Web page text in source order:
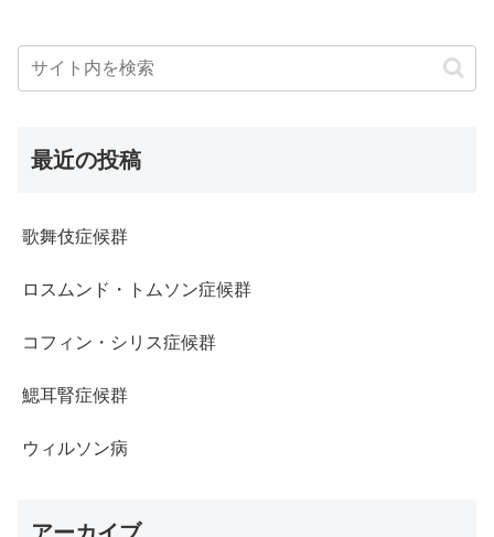
最近の投稿
歌舞伎症候群
ロスムンド・トムソン症候群
コフィン・シリス症候群
鰓耳腎症候群
ウィルソン病